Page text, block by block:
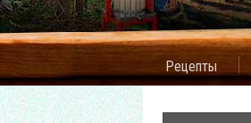
Рецепты